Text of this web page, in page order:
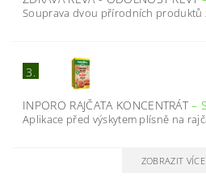
Souprava dvou přírodních produktů
3.
INPORO RAJČATA KONCENTRÁT–
Aplikace před výskytem plísně na
ZOBRAZIT VÍCE